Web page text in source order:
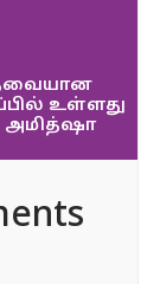
உள்ளது
அமித்ஷா